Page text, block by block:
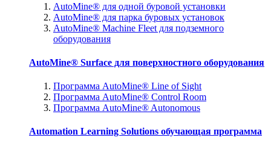
AutoMine® для одной буровой установки
AutoMine® для парка буровых установок
AutoMine® Machine Fleet для подземного
оборудования
AutoMine® Surface для поверхностного оборудования
Программа AutoMine® Line of Sight
Программа AutoMine® Control Room
Программа AutoMine® Autonomous
Automation Learning Solutions обучающая программа